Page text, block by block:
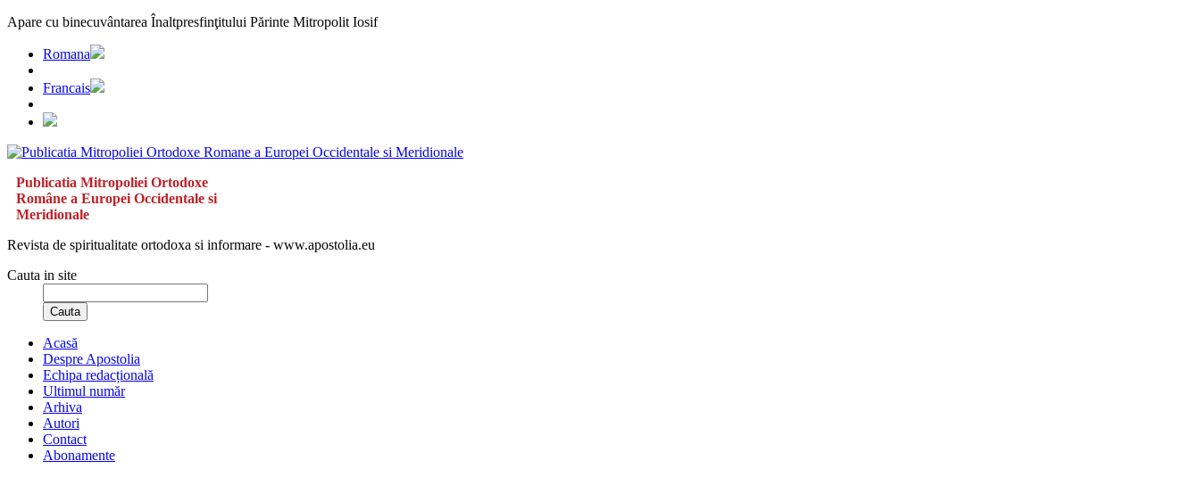
Apare cu binecuvântarea Înaltpresfinţitului Părinte Mitropolit Iosif
Romana
Francais
Publicatia Mitropoliei Ortodoxe
Române a Europei Occidentale si
Meridionale
Revista de spiritualitate ortodoxa si informare - www.apostolia.eu
Cauta in site
Cauta
Acasă
Despre Apostolia
Echipa redacțională
Ultimul număr
Arhiva
Autori
Contact
Abonamente